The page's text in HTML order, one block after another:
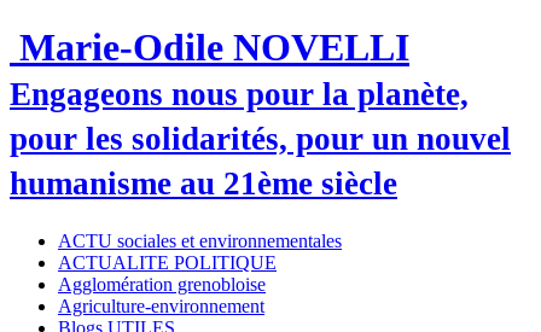
Marie-Odile NOVELLI
Engageons nous pour la planète,
pour les solidarités, pour un nouvel
humanisme au 21ème siècle
ACTU sociales et environnementales
ACTUALITE POLITIQUE
Agglomération grenobloise
Agriculture-environnement
Blogs UTILES